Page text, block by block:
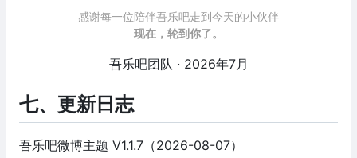
感谢每一位陪伴吾乐吧走到今天的小伙伴
现在，轮到你了。
吾乐吧团队 · 2026年7月
七、更新日志
吾乐吧微博主题 V1.1.7（2026-08-07）